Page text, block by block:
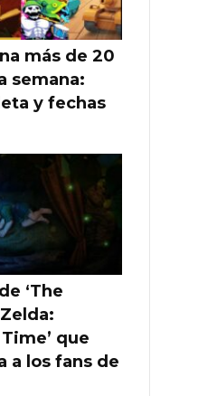
más de 20
semana:
y fechas
‘The
que
a los fans de